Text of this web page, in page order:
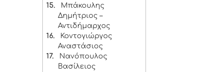
15.
Μπάκουλης
Δημήτριος –
Αντιδήμαρχος
16.
Κοντογιώργος
Αναστάσιος
17.
Νανόπουλος
Βασίλειος